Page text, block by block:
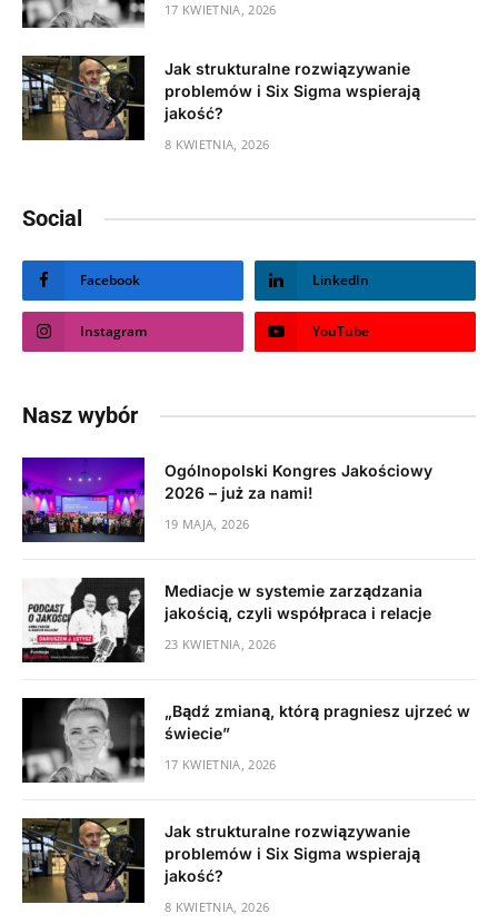
17 KWIETNIA, 2026
Jak strukturalne rozwiązywanie
problemów i Six Sigma wspierają
jakość?
8 KWIETNIA, 2026
Social
Facebook LinkedIn
Instagram YouTube
Nasz wybór
Ogólnopolski Kongres Jakościowy
2026 – już za nami!
19 MAJA, 2026
Mediacje w systemie zarządzania
jakością, czyli współpraca i relacje
23 KWIETNIA, 2026
„Bądź zmianą, którą pragniesz ujrzeć w
świecie”
17 KWIETNIA, 2026
Jak strukturalne rozwiązywanie
problemów i Six Sigma wspierają
jakość?
8 KWIETNIA, 2026